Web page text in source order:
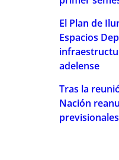
El Plan de
Espacios
adelense
Tras la
Nación